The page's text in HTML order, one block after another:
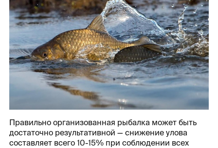
Правильно организованная рыбалка может быть
достаточно результативной — снижение улова
составляет всего 10-15% при соблюдении всех